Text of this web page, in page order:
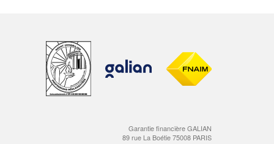
Garantie financière GALIAN
89 rue La Boétie 75008 PARIS